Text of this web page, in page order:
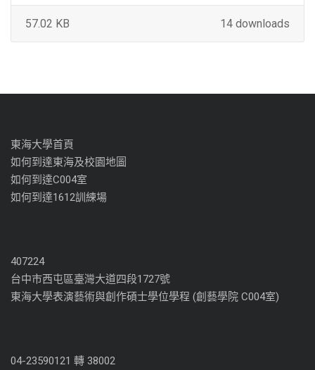
14 downloads
57.02 KB
東海大學首頁
如何到達東海及校園地圖
如何到達C004室
如何到達1612訓練場
407224
台中市西屯區臺灣大道四段1727號
東海大學表演藝術與創作碩士學位學程 (創藝學院 C004室)
04-23590121 轉 38002